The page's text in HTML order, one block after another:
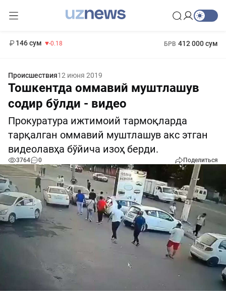
146 сум -0.18 БРВ 412 000 сум
Происшествия12 июня 2019
Тошкентда оммавий муштлашув
содир бўлди - видео
Прокуратура ижтимоий тармоқларда
тарқалган оммавий муштлашув акс этган
видеолавҳа бўйича изоҳ берди.
3764 0 Поделиться